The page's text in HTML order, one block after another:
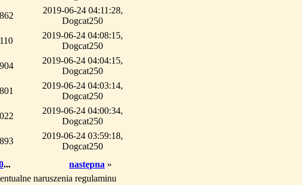
2019-06-24 04:11:28,
Dogcat250
2019-06-24 04:08:15,
Dogcat250
2019-06-24 04:04:15,
Dogcat250
2019-06-24 04:03:14,
Dogcat250
2019-06-24 04:00:34,
Dogcat250
2019-06-24 03:59:18,
Dogcat250
... następna »
naruszenia regulaminu